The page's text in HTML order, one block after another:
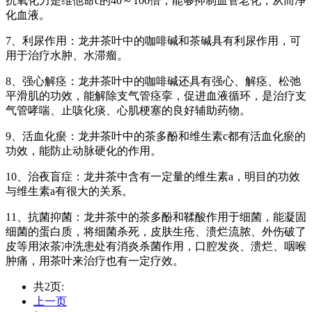
化血液。
7、利尿作用：龙井茶叶中的咖啡碱和茶碱具有利尿作用，可
用于治疗水肿、水滞瘤。
8、强心解痉：龙井茶叶中的咖啡碱还具有强心、解痉、松弛
平滑肌的功效，能解除支气管痉挛，促进血液循环，是治疗支
气管哮喘、止咳化痰、心肌梗塞的良好辅助药物。
9、活血化瘀：龙井茶叶中的茶多酚和维生素c都有活血化瘀的
功效，能防止动脉硬化的作用。
10、治夜盲症：龙井茶中含有一定量的维生素a，明目的功效
与维生素a有很大的关系。
11、抗菌抑菌：龙井茶中的茶多酚和鞣酸作用于细菌，能凝固
细菌的蛋白质，将细菌杀死，皮肤生疮、溃烂流脓、外伤破了
皮等用浓茶冲洗患处有消炎杀菌作用，口腔发炎、溃烂、咽喉
肿痛，用茶叶来治疗也有一定疗效。
共2页:
上一页